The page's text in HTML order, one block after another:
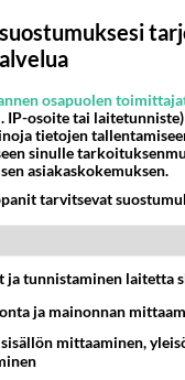
ja finaali nähdään
tiistaina 12.5.,
alkavat klo
Telsu.fi
2026
- Euroviisujen
2026: Semifinaali 2
osapuolen
IP-osoite tai
tietojen
sinulle
asiakaskokemuksen.
tarvitsevat
tunnistaminen laitetta
ja mainonnan
mittaaminen,